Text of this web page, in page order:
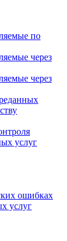
по
через
через
услуг
ошибках
услуг